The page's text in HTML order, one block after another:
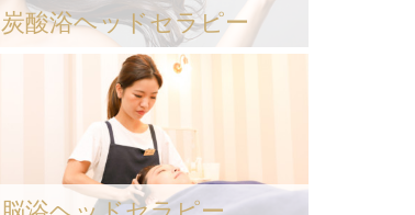
炭酸浴ヘッドセラピー